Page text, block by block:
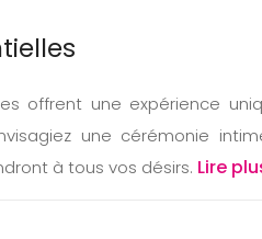
offrent une expérience
une cérémonie
à tous vos désirs. Lire